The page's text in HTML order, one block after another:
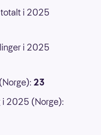
i 2025
i 2025
23
i 2025 (Norge):